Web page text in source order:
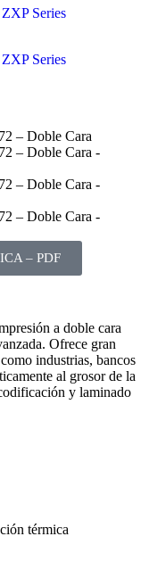
– PDF
a doble cara
Ofrece gran
industrias, bancos
al grosor de la
y laminado
térmica